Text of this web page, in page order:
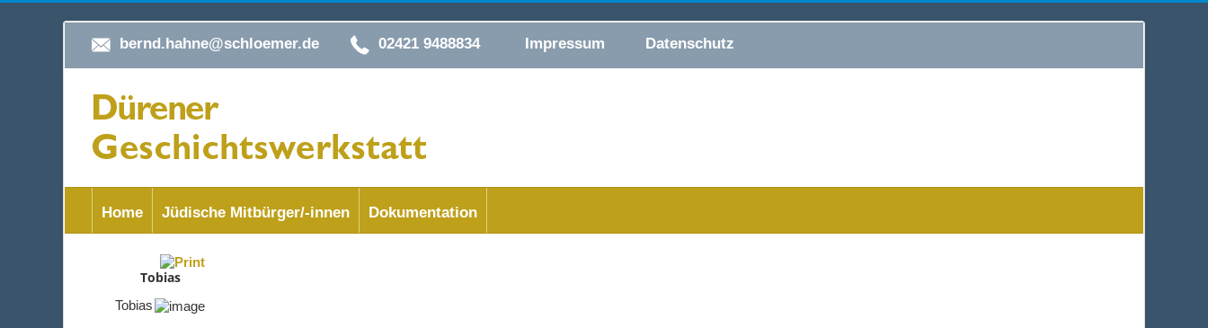
bernd.hahne@schloemer.de 02421 9488834 Impressum Datenschutz
Home Jüdische Mitbürger/-innen Dokumentation
Tobias
Tobias